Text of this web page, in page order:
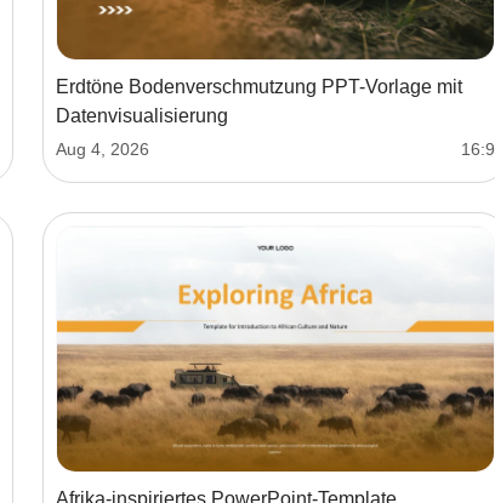
Erdtöne Bodenverschmutzung PPT-Vorlage mit
Datenvisualisierung
Aug 4, 2026 16:9
Afrika-inspiriertes PowerPoint-Template